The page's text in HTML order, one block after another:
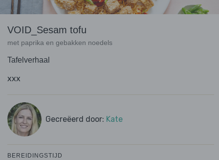
VOID_Sesam tofu
met paprika en gebakken noedels
Tafelverhaal
xxx
Gecreëerd door: Kate
BEREIDINGSTIJD